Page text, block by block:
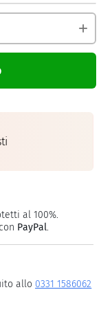
al 100%.
PayPal.
allo 0331 1586062